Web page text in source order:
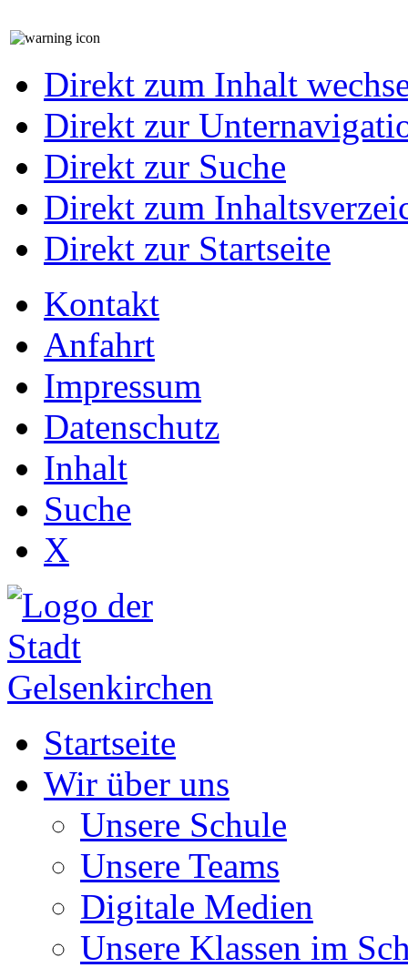
Direkt zum Inhalt
Direkt zur
Direkt zur Suche
Direkt zum
Direkt zur Startseite
Kontakt
Anfahrt
Impressum
Datenschutz
Inhalt
Suche
X
Startseite
Wir über uns
Unsere Schule
Unsere Teams
Digitale Medien
Unsere Klassen im